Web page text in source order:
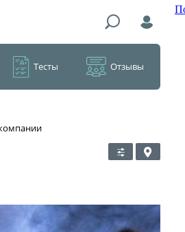
Тесты Отзывы